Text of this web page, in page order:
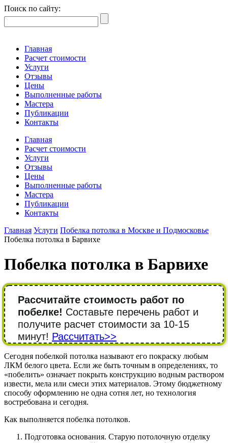
Поиск по сайту:
Главная
Расчет стоимости
Услуги
Отзывы
Цены
Выполненные работы
Мастера
Публикации
Контакты
Главная
Расчет стоимости
Услуги
Отзывы
Цены
Выполненные работы
Мастера
Публикации
Контакты
Главная Услуги Побелка потолка в Москве и Подмосковье
Побелка потолка в Барвихе
Побелка потолка в Барвихе
Рассчитайте стоимость работ по
побелке! Составьте перечень работ и
получите расчет стоимости за 10-15
минут! Рассчитать>>
Сегодня побелкой потолка называют его покраску любым
ЛКМ белого цвета. Если же быть точным в определениях, то
«побелить» означает покрыть конструкцию водным раствором
извести, мела или смеси этих материалов. Этому бюджетному
способу оформлению не одна сотня лет, но технология
востребована и сегодня.
Как выполняется побелка потолков.
Подготовка основания. Старую потолочную отделку